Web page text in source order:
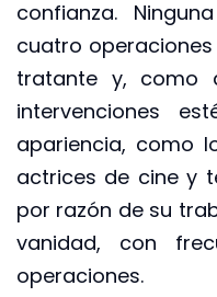
confianza.
cuatro
tratante y, como
intervenciones
apariencia, como
actrices de cine y
por razón de su
vanidad, con
operaciones.